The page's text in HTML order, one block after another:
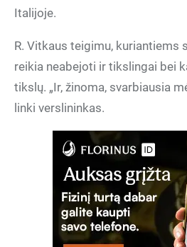
Italijoje.
R. Vitkaus teigimu, kuriantiems
reikia neabejoti ir tikslingai bei
tikslų. „Ir, žinoma, svarbiausia
linki verslininkas.